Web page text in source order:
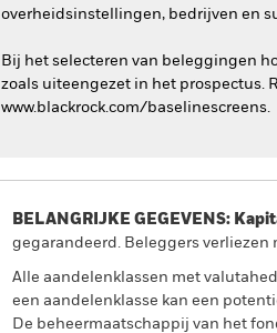
overheidsinstellingen, bedrijven en
Bij het selecteren van beleggingen
zoals uiteengezet in het prospectus.
www.blackrock.com/baselinescreens.
BELANGRIJKE GEGEVENS:
gegarandeerd. Beleggers
Alle aandelenklassen met
een aandelenklasse kan een
De beheermaatschappij van het